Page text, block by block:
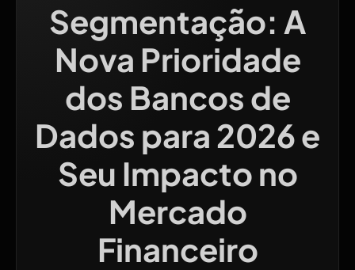
Segmentação: A
Nova Prioridade
dos Bancos de
Dados para 2026 e
Seu Impacto no
Mercado
Financeiro